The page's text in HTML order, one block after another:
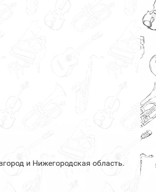
и Нижегородская область.